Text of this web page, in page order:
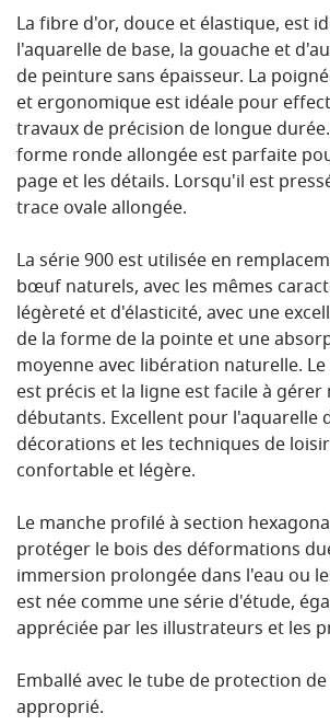
La fibre d'or, douce et élastique, est
l'aquarelle de base, la gouache et
de peinture sans épaisseur. La
et ergonomique est idéale pour
travaux de précision de longue
forme ronde allongée est parfaite
page et les détails. Lorsqu'il est
trace ovale allongée.
La série 900 est utilisée en
bœuf naturels, avec les mêmes
légèreté et d'élasticité, avec une
de la forme de la pointe et une
moyenne avec libération naturelle.
est précis et la ligne est facile à
débutants. Excellent pour l'aquarelle
décorations et les techniques de
confortable et légère.
Le manche profilé à section
protéger le bois des déformations
immersion prolongée dans l'eau ou
est née comme une série d'étude,
appréciée par les illustrateurs et les
Emballé avec le tube de protection
approprié.